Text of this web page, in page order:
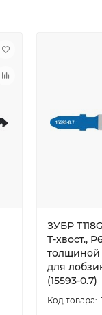
ЗУБР
T-хвост.,
толщиной
для
(15593-0.7)